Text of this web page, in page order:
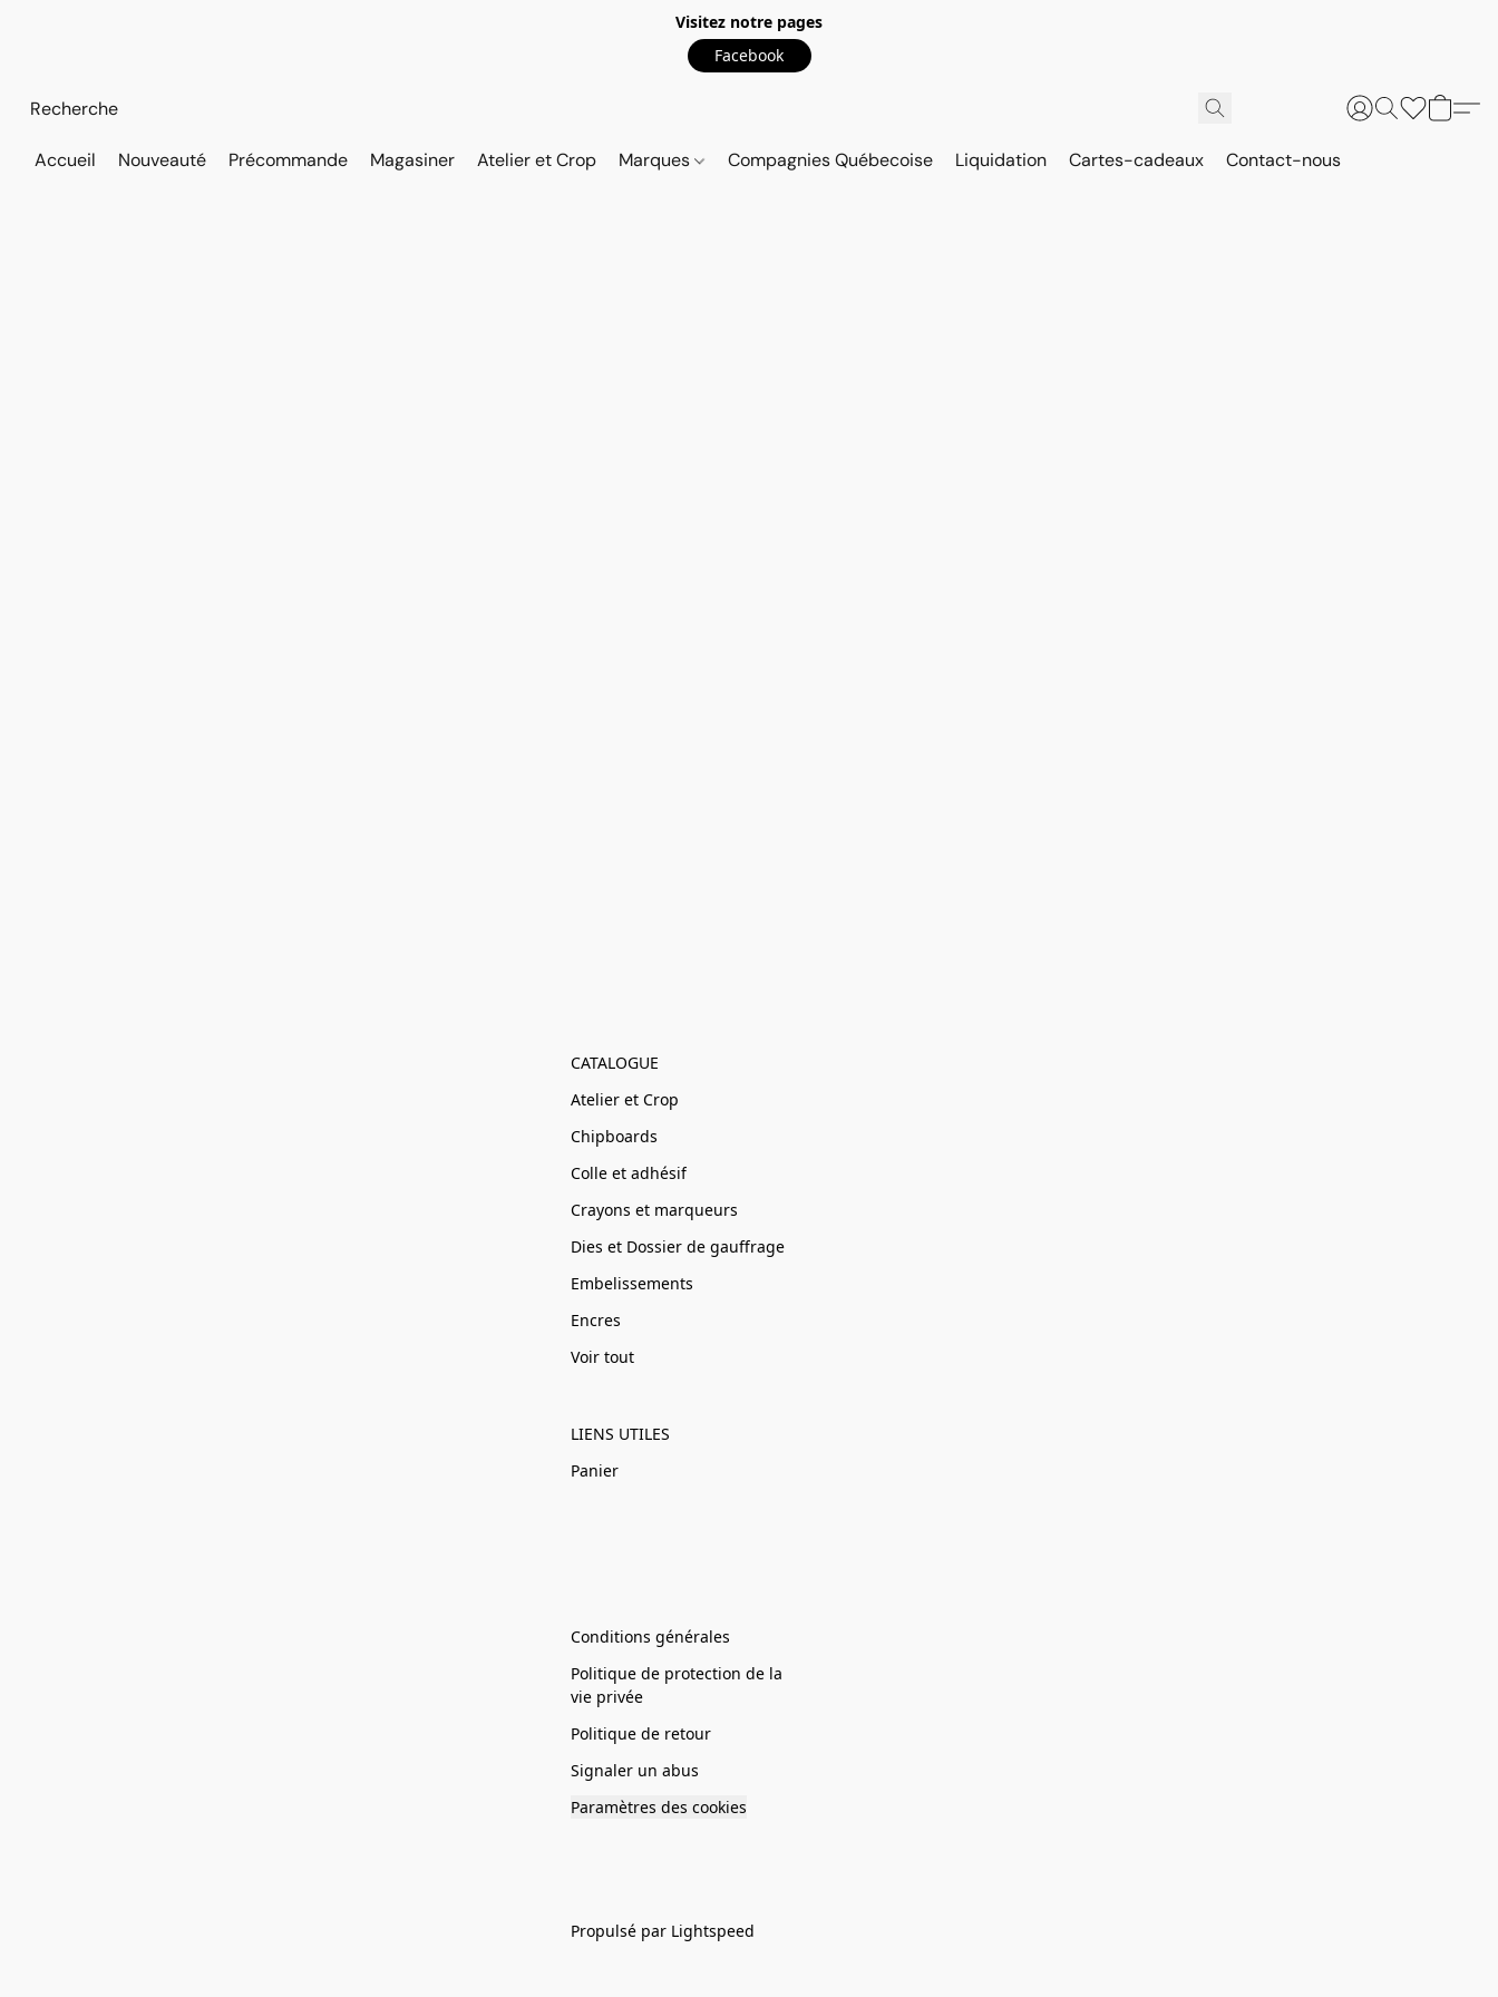
Visitez notre pages
Facebook
Accueil Nouveauté Précommande Magasiner Atelier et Crop Marques Compagnies Québecoise Liquidation Cartes-cadeaux Contact-nous
CATALOGUE
Atelier et Crop
Chipboards
Colle et adhésif
Crayons et marqueurs
Dies et Dossier de gauffrage
Embelissements
Encres
Voir tout
LIENS UTILES
Panier
Conditions générales
Politique de protection de la
vie privée
Politique de retour
Signaler un abus
Paramètres des cookies
Propulsé par Lightspeed